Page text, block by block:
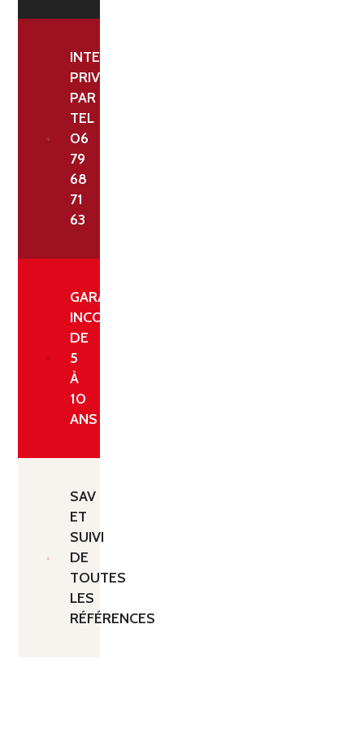
INTERLOCUTEUR
PRIVILÉGIÉ
PAR
TEL
06
79
68
71
63
GARANTIE
INCONDITIONNELLE
DE
5
À
10
ANS
SAV
ET
SUIVI
DE
TOUTES
LES
RÉFÉRENCES